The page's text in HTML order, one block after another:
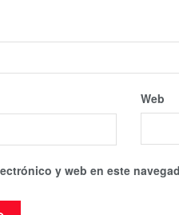
Web
y web en este